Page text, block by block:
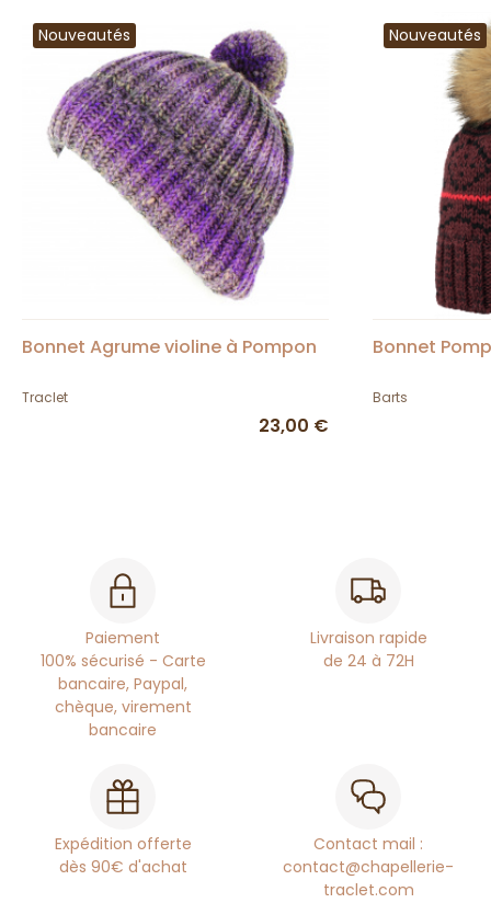
Nouveautés
Bonnet Agrume violine à Pompon
Traclet
23,00 €
Nouveautés
Bonnet
Barts
Paiement
100% sécurisé - Carte
bancaire, Paypal,
chèque, virement
bancaire
Livraison rapide
de 24 à 72H
Expédition offerte
dès 90€ d'achat
Contact mail :
contact@chapellerie-
traclet.com